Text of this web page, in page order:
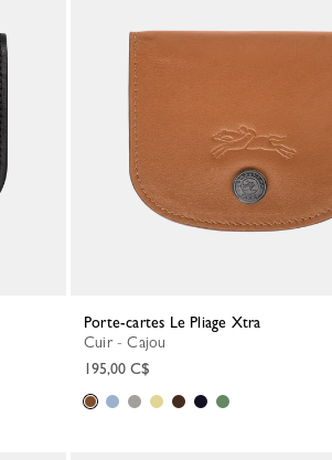
Porte-cartes Le Pliage Xtra
Cuir - Cajou
195,00 C$